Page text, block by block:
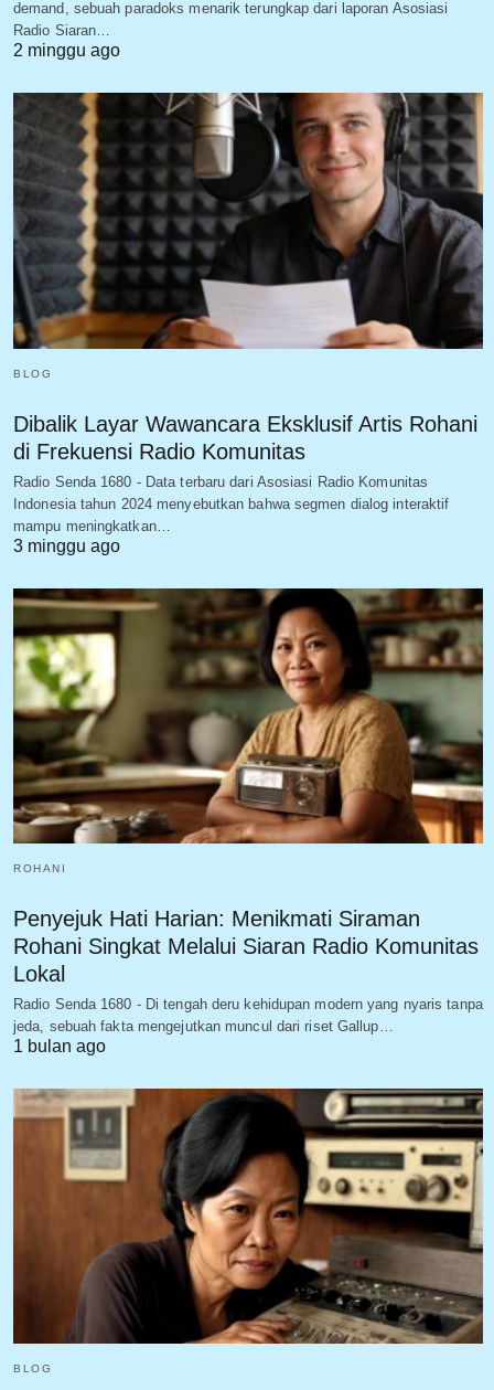
demand, sebuah paradoks menarik terungkap dari laporan Asosiasi
Radio Siaran…
2 minggu ago
BLOG
Dibalik Layar Wawancara Eksklusif Artis Rohani
di Frekuensi Radio Komunitas
Radio Senda 1680 - Data terbaru dari Asosiasi Radio Komunitas
Indonesia tahun 2024 menyebutkan bahwa segmen dialog interaktif
mampu meningkatkan…
3 minggu ago
ROHANI
Penyejuk Hati Harian: Menikmati Siraman
Rohani Singkat Melalui Siaran Radio Komunitas
Lokal
Radio Senda 1680 - Di tengah deru kehidupan modern yang nyaris tanpa
jeda, sebuah fakta mengejutkan muncul dari riset Gallup…
1 bulan ago
BLOG